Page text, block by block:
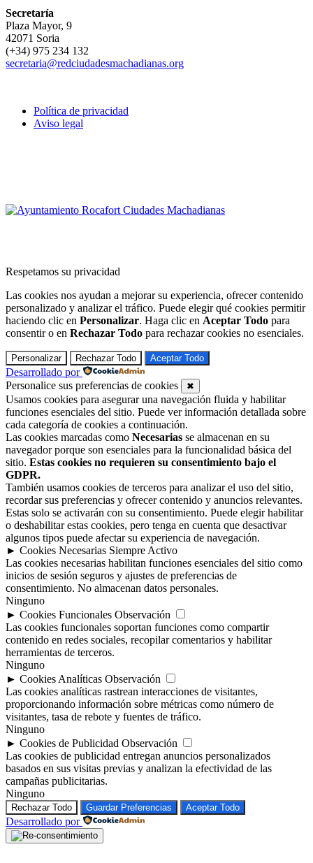
Secretaría
Plaza Mayor, 9
42071 Soria
(+34) 975 234 132
secretaria@redciudadesmachadianas.org
Política de privacidad
Aviso legal
Respetamos su privacidad
Las cookies nos ayudan a mejorar su experiencia, ofrecer contenido
personalizado y analizar el tráfico. Puede elegir qué cookies permitir
haciendo clic en Personalizar. Haga clic en Aceptar Todo para
consentir o en Rechazar Todo para rechazar cookies no esenciales.
Personalizar Rechazar Todo Aceptar Todo
Desarrollado por
Personalice sus preferencias de cookies
✖
Usamos cookies para asegurar una navegación fluida y habilitar
funciones esenciales del sitio. Puede ver información detallada sobre
cada categoría de cookies a continuación.
Las cookies marcadas como Necesarias se almacenan en su
navegador porque son esenciales para la funcionalidad básica del
sitio. Estas cookies no requieren su consentimiento bajo el
GDPR.
También usamos cookies de terceros para analizar el uso del sitio,
recordar sus preferencias y ofrecer contenido y anuncios relevantes.
Estas solo se activarán con su consentimiento. Puede elegir habilitar
o deshabilitar estas cookies, pero tenga en cuenta que desactivar
algunos tipos puede afectar su experiencia de navegación.
► Cookies Necesarias Siempre Activo
Las cookies necesarias habilitan funciones esenciales del sitio como
inicios de sesión seguros y ajustes de preferencias de
consentimiento. No almacenan datos personales.
Ninguno
► Cookies Funcionales Observación
Las cookies funcionales soportan funciones como compartir
contenido en redes sociales, recopilar comentarios y habilitar
herramientas de terceros.
Ninguno
► Cookies Analíticas Observación
Las cookies analíticas rastrean interacciones de visitantes,
proporcionando información sobre métricas como número de
visitantes, tasa de rebote y fuentes de tráfico.
Ninguno
► Cookies de Publicidad Observación
Las cookies de publicidad entregan anuncios personalizados
basados en sus visitas previas y analizan la efectividad de las
campañas publicitarias.
Ninguno
Rechazar Todo Guardar Preferencias Aceptar Todo
Desarrollado por